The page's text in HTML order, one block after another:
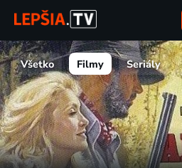
Všetko Filmy Seriály